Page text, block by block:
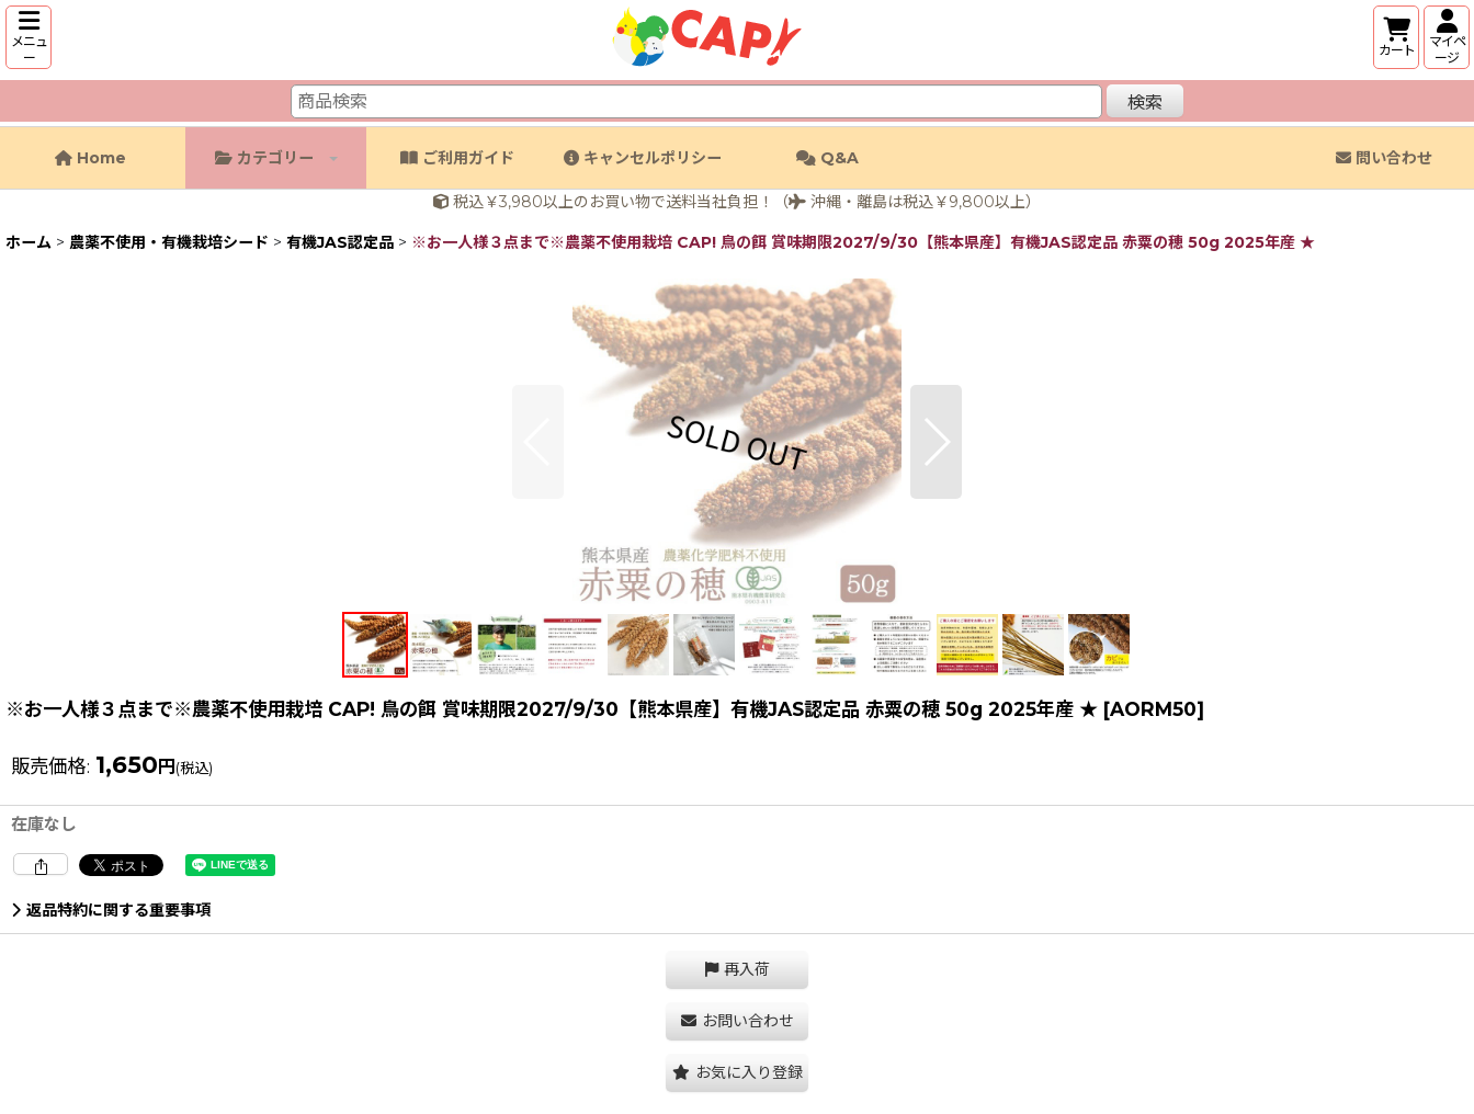
メニュ
ー
カート
マイペ
ージ
検索
Home カテゴリー ご利用ガイド キャンセルポリシー Q&A 問い合わせ
税込￥3,980以上のお買い物で送料当社負担！（ 沖縄・離島は税込￥9,800以上）
ホーム > 農薬不使用・有機栽培シード > 有機JAS認定品 > ※お一人様３点まで※農薬不使用栽培 CAP! 鳥の餌 賞味期限2027/9/30【熊本県産】有機JAS認定品 赤粟の穂 50g 2025年産 ★
※お一人様３点まで※農薬不使用栽培 CAP! 鳥の餌 賞味期限2027/9/30【熊本県産】有機JAS認定品 赤粟の穂 50g 2025年産 ★ [AORM50]
販売価格: 1,650 円 (税込)
在庫なし
返品特約に関する重要事項
再入荷
お問い合わせ
お気に入り登録